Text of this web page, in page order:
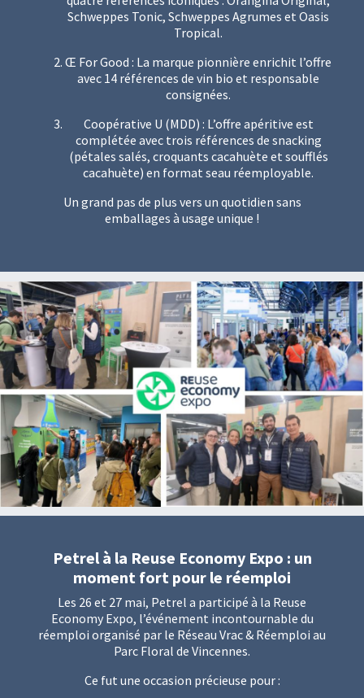
Schweppes Tonic, Schweppes Agrumes et Oasis
Tropical.
Œ For Good : La marque pionnière enrichit l’offre
avec 14 références de vin bio et responsable
consignées.
Coopérative U (MDD) : L’offre apéritive est
complétée avec trois références de snacking
(pétales salés, croquants cacahuète et soufflés
cacahuète) en format seau réemployable.
Un grand pas de plus vers un quotidien sans
emballages à usage unique !
Petrel à la Reuse Economy Expo : un
moment fort pour le réemploi
Les 26 et 27 mai, Petrel a participé à la Reuse
Economy Expo, l’événement incontournable du
réemploi organisé par le Réseau Vrac & Réemploi au
Parc Floral de Vincennes.
Ce fut une occasion précieuse pour :